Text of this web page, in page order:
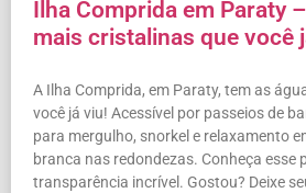
Ilha Comprida em Paraty
mais cristalinas que você
A Ilha Comprida, em Paraty, tem as
você já viu! Acessível por passeios de
para mergulho, snorkel e relaxamento
branca nas redondezas. Conheça esse
transparência incrível. Gostou? Deixe